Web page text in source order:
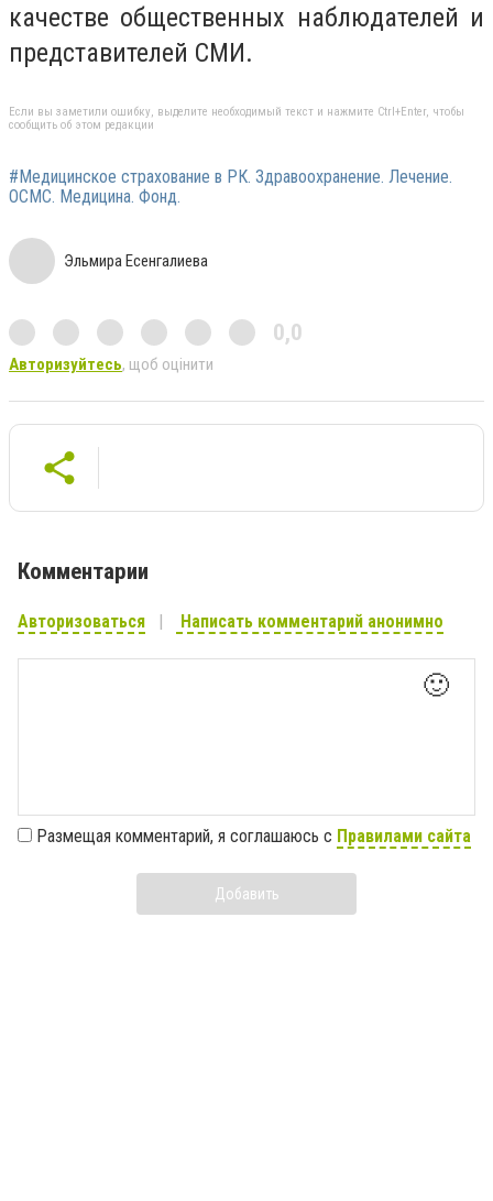
качестве общественных наблюдателей и
представителей СМИ.
Если вы заметили ошибку, выделите необходимый текст и нажмите Ctrl+Enter, чтобы
сообщить об этом редакции
#Медицинское страхование в РК. Здравоохранение. Лечение.
ОСМС. Медицина. Фонд.
Эльмира Есенгалиева
0,0
Авторизуйтесь, щоб оцінити
Комментарии
Авторизоваться Написать комментарий анонимно
🙂
Размещая комментарий, я соглашаюсь с Правилами сайта
Добавить